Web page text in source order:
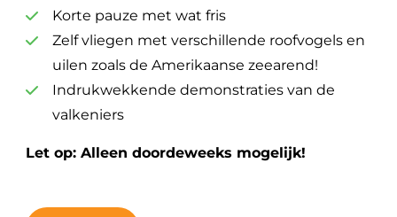
Korte pauze met wat fris
Zelf vliegen met verschillende roofvogels en
uilen zoals de Amerikaanse zeearend!
Indrukwekkende demonstraties van de
valkeniers
Let op: Alleen doordeweeks mogelijk!